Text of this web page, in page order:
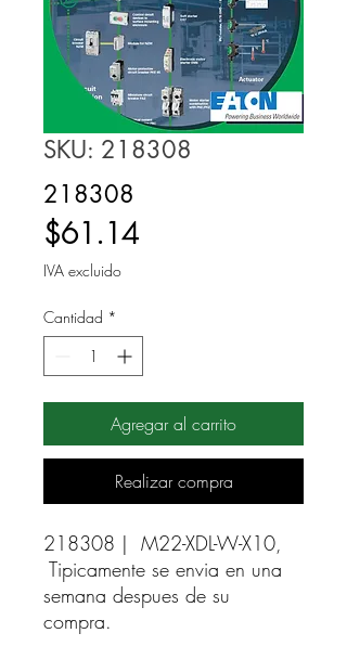
SKU: 218308
218308
$61.14Precio
IVA excluido
Cantidad *
Agregar al carrito
Realizar compra
218308 |  M22-XDL-W-X10,
Tipicamente se envia en una
semana despues de su
compra.